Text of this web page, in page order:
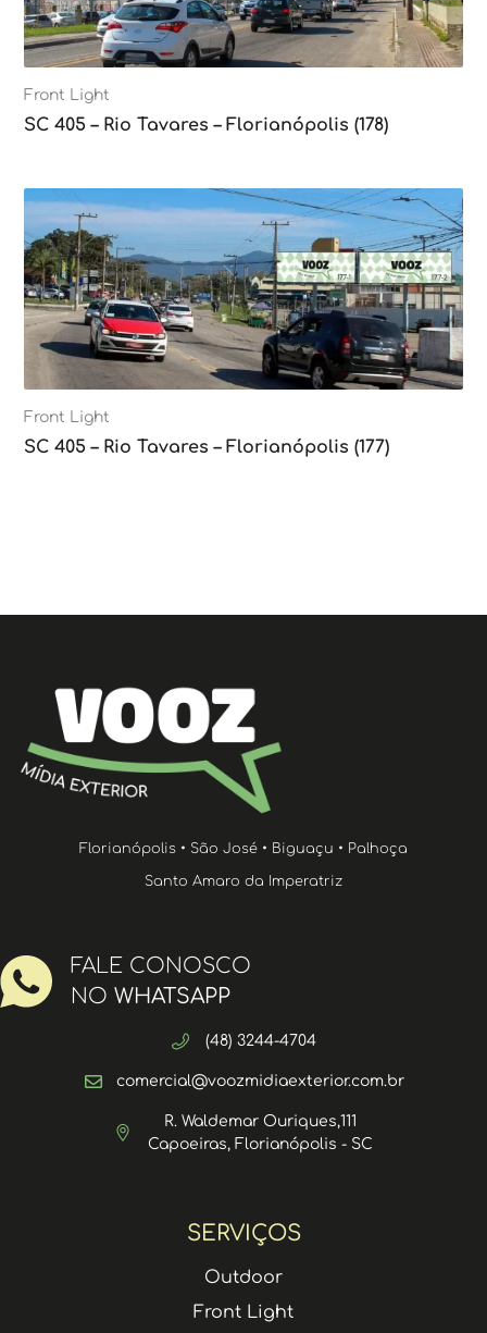
Front Light
SC 405 – Rio Tavares – Florianópolis (178)
Front Light
SC 405 – Rio Tavares – Florianópolis (177)
SERVIÇOS
Outdoor
Front Light
Florianópolis • São José • Biguaçu • Palhoça
Santo Amaro da Imperatriz
FALE CONOSCO
NO WHATSAPP
(48) 3244-4704
comercial@voozmidiaexterior.com.br
R. Waldemar Ouriques,111
Capoeiras, Florianópolis - SC